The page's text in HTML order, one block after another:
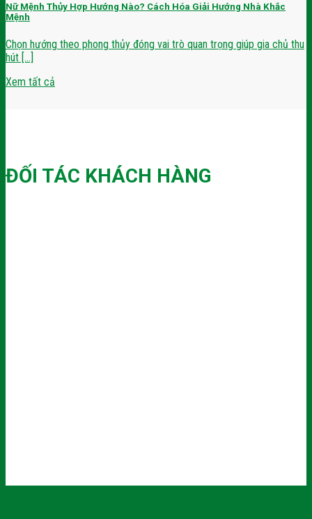
Nữ Mệnh Thủy Hợp Hướng Nào? Cách Hóa Giải Hướng Nhà Khắc
Mệnh
Chọn hướng theo phong thủy đóng vai trò quan trọng giúp gia chủ thu
hút [...]
Xem tất cả
ĐỐI TÁC KHÁCH HÀNG